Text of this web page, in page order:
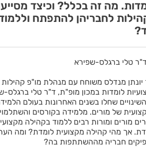
מה זה בכלל? וכיצד
לחבריהן להתפתח
טלי ברגלס-שפירא
יונתן מנדלס משוחח עם מנהלת מו"פ קהילות
לומדות במכון מופ"ת, ד"ר טלי ברגלס-
שחלו בשנים האחרונות בעולם
של מורים. מלמידה בקורסים
מורים ומורות רבים ללמוד בקהילה
אך מהי קהילה מקצועית לומדת? ומה
חבריה מההשתתפות בה?